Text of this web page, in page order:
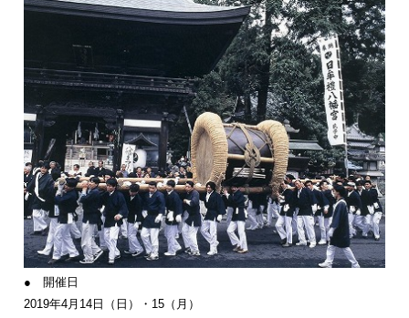
● 開催日
2019年4月14日（日）・15（月）